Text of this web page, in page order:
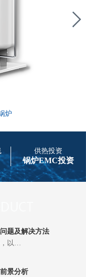
炉
供热投资
锅炉EMC投资
题及解决方法
，以…
景分析